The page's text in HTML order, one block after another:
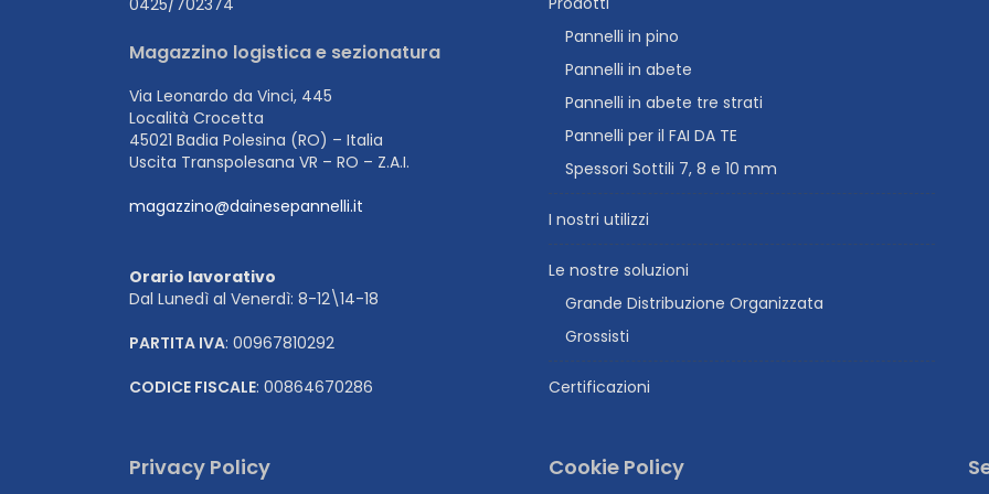
0425/702374
Magazzino logistica e sezionatura
Via Leonardo da Vinci, 445
Località Crocetta
45021 Badia Polesina (RO) – Italia
Uscita Transpolesana VR – RO – Z.A.I.
magazzino@dainesepannelli.it
Orario lavorativo
Dal Lunedì al Venerdì: 8-12\14-18
PARTITA IVA: 00967810292
CODICE FISCALE: 00864670286
Pannelli in pino
Pannelli in abete
Pannelli in abete tre strati
Pannelli per il FAI DA TE
Spessori Sottili 7, 8 e 10 mm
I nostri utilizzi
Le nostre soluzioni
Grande Distribuzione Organizzata
Grossisti
Certificazioni
Privacy Policy Cookie Policy